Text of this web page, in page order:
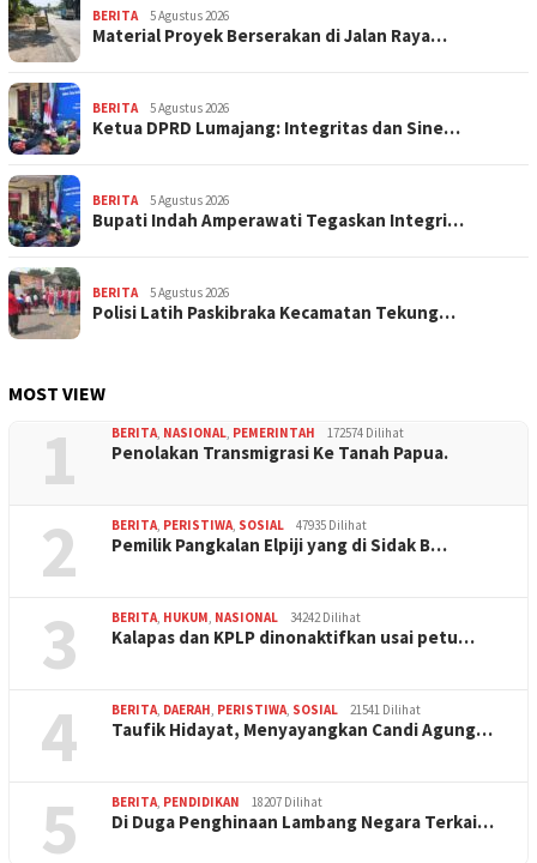
BERITA 5 Agustus 2026
Material Proyek Berserakan di Jalan Raya…
BERITA 5 Agustus 2026
Ketua DPRD Lumajang: Integritas dan Sine…
BERITA 5 Agustus 2026
Bupati Indah Amperawati Tegaskan Integri…
BERITA 5 Agustus 2026
Polisi Latih Paskibraka Kecamatan Tekung…
MOST VIEW
1 BERITA, NASIONAL, PEMERINTAH 172574 Dilihat
Penolakan Transmigrasi Ke Tanah Papua.
2 BERITA, PERISTIWA, SOSIAL 47935 Dilihat
Pemilik Pangkalan Elpiji yang di Sidak B…
3 BERITA, HUKUM, NASIONAL 34242 Dilihat
Kalapas dan KPLP dinonaktifkan usai petu…
4 BERITA, DAERAH, PERISTIWA, SOSIAL 21541 Dilihat
Taufik Hidayat, Menyayangkan Candi Agung…
5 BERITA, PENDIDIKAN 18207 Dilihat
Di Duga Penghinaan Lambang Negara Terkai…